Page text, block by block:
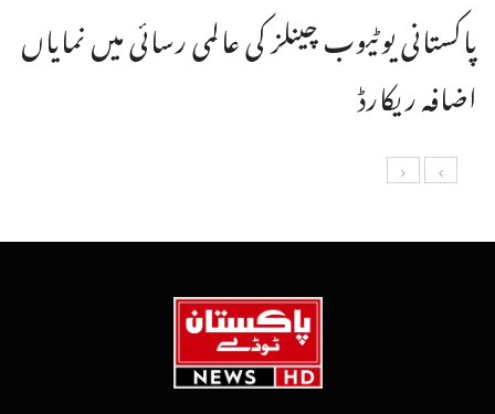
پاکستانی یوٹیوب چینلز کی عالمی رسائی میں نمایاں
اضافہ ریکارڈ